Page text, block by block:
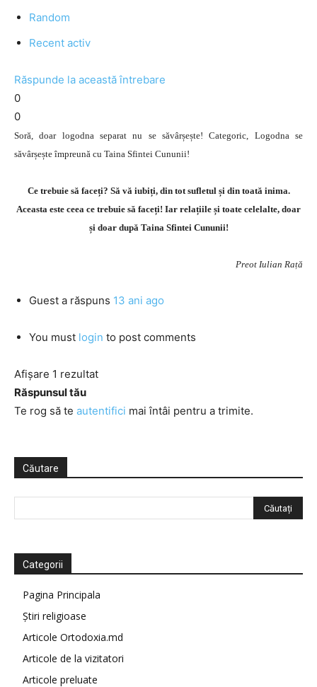
Random
Recent activ
Răspunde la această întrebare
0
0
Soră, doar logodna separat nu se săvârșește! Categoric, Logodna se
săvârșește împreună cu Taina Sfintei Cununii!
Ce trebuie să faceți? Să vă iubiți, din tot sufletul și din toată inima.
Aceasta este ceea ce trebuie să faceți! Iar relațiile și toate celelalte, doar
și doar după Taina Sfintei Cununii!
Preot Iulian Rață
Guest a răspuns 13 ani ago
You must login to post comments
Afișare 1 rezultat
Răspunsul tău
Te rog să te autentifici mai întâi pentru a trimite.
Căutare
Categorii
Pagina Principala
Știri religioase
Articole Ortodoxia.md
Articole de la vizitatori
Articole preluate